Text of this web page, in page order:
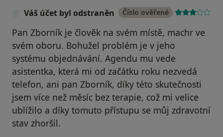
Váš účet byl odstraněn Číslo ověřené
Pan Zborník je člověk na svém místě, machr ve
svém oboru. Bohužel problém je v jeho
systému objednávání. Agendu mu vede
asistentka, která mi od začátku roku nezvedá
telefon, ani pan Zborník, díky této skutečnosti
jsem více než měsíc bez terapie, což mi velice
ublížilo a díky tomuto přístupu se můj zdravotní
stav zhoršil.